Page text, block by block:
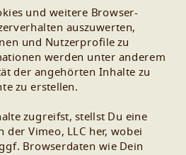
und weitere Browser-
auszuwerten,
und Nutzerprofile zu
werden unter anderem
der angehörten Inhalte zu
zu erstellen.
zugreifst, stellst Du eine
der Vimeo, LLC her, wobei
Browserdaten wie Dein